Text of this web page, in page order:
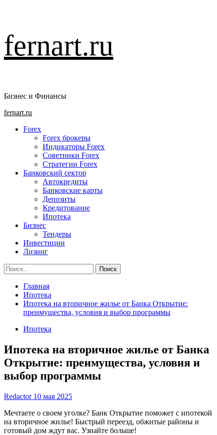
Перейти
к
содержимому
fernart.ru
Бизнес и Финансы
Основное
fernart.ru
Forex
Forex брокеры
Индикаторы Forex
Советники Forex
Стратегии Forex
Банковский сектор
Автокредиты
Банковские карты
Депозиты
Кредитование
Ипотека
Бизнес
Тендеры
Инвестиции
Лизинг
Найти:
Главная
Ипотека
Ипотека на вторичное жилье от Банка Открытие:
преимущества, условия и выбор программы
Ипотека
Ипотека на вторичное жилье от Банка
Открытие: преимущества, условия и
выбор программы
Redactor 10 мая 2025
Мечтаете о своем уголке? Банк Открытие поможет с ипотекой
на вторичное жилье! Быстрый переезд, обжитые районы и
готовый дом ждут вас. Узнайте больше!